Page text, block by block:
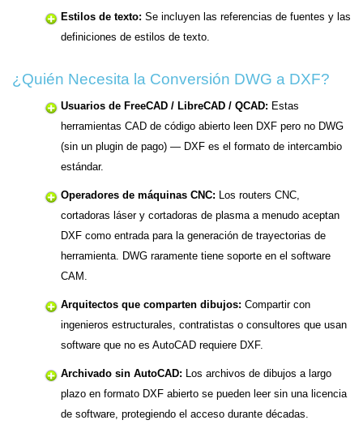
Estilos de texto: Se incluyen las referencias de fuentes y las
definiciones de estilos de texto.
¿Quién Necesita la Conversión DWG a DXF?
Usuarios de FreeCAD / LibreCAD / QCAD: Estas
herramientas CAD de código abierto leen DXF pero no DWG
(sin un plugin de pago) — DXF es el formato de intercambio
estándar.
Operadores de máquinas CNC: Los routers CNC,
cortadoras láser y cortadoras de plasma a menudo aceptan
DXF como entrada para la generación de trayectorias de
herramienta. DWG raramente tiene soporte en el software
CAM.
Arquitectos que comparten dibujos: Compartir con
ingenieros estructurales, contratistas o consultores que usan
software que no es AutoCAD requiere DXF.
Archivado sin AutoCAD: Los archivos de dibujos a largo
plazo en formato DXF abierto se pueden leer sin una licencia
de software, protegiendo el acceso durante décadas.